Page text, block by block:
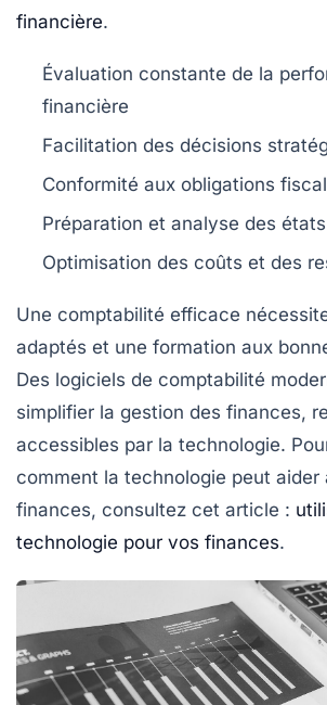
financière.
Évaluation constante de la
financière
Facilitation des décisions
Conformité aux obligations
Préparation et analyse des
Optimisation des coûts et des
Une comptabilité efficace
adaptés et une formation aux
Des logiciels de comptabilité
simplifier la gestion des finances,
accessibles par la technologie.
comment la technologie peut aider
finances, consultez cet article :
technologie pour vos finances.